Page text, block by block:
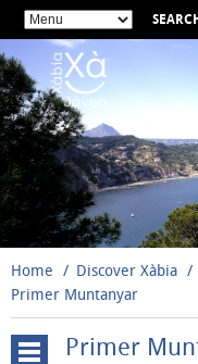
Home Discover Xàbia
Primer Muntanyar
Primer